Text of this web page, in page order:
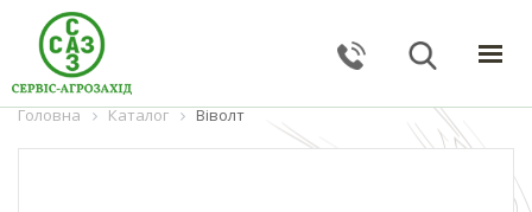
ГОЛОВНА
КАТАЛОГ
Головна Каталог Віволт